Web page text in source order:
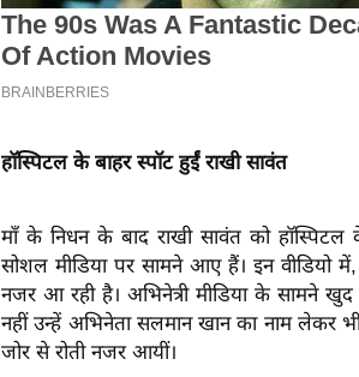
हॉस्पिटल के बाहर स्पॉट हुईं राखी सावंत
माँ के निधन के बाद राखी सावंत को हॉस्पिटल
सोशल मीडिया पर सामने आए हैं। इन वीडियो
नजर आ रही है। अभिनेत्री मीडिया के सामने
नहीं उन्हें अभिनेता सलमान खान का नाम लेकर
जोर से रोती नजर आयीं।